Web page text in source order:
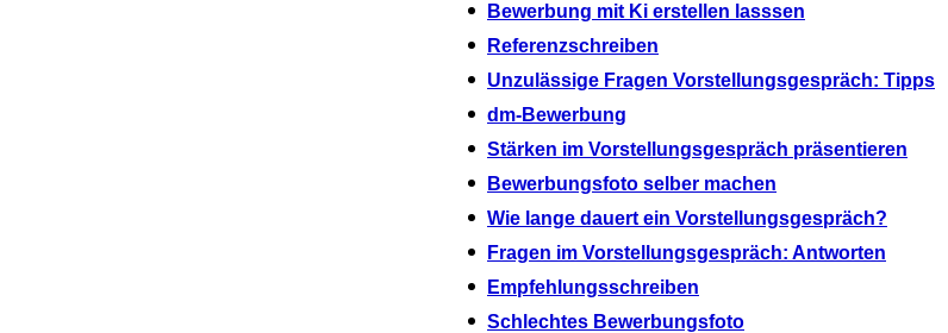
Bewerbung mit Ki erstellen lasssen
Referenzschreiben
Unzulässige Fragen Vorstellungsgespräch: Tipps
dm-Bewerbung
Stärken im Vorstellungsgespräch präsentieren
Bewerbungsfoto selber machen
Wie lange dauert ein Vorstellungsgespräch?
Fragen im Vorstellungsgespräch: Antworten
Empfehlungsschreiben
Schlechtes Bewerbungsfoto